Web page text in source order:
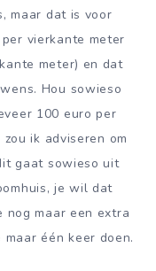
maar dat is voor
vierkante meter
meter) en dat
Hou sowieso
100 euro per
ik adviseren om
gaat sowieso uit
je wil dat
maar een extra
één keer doen.